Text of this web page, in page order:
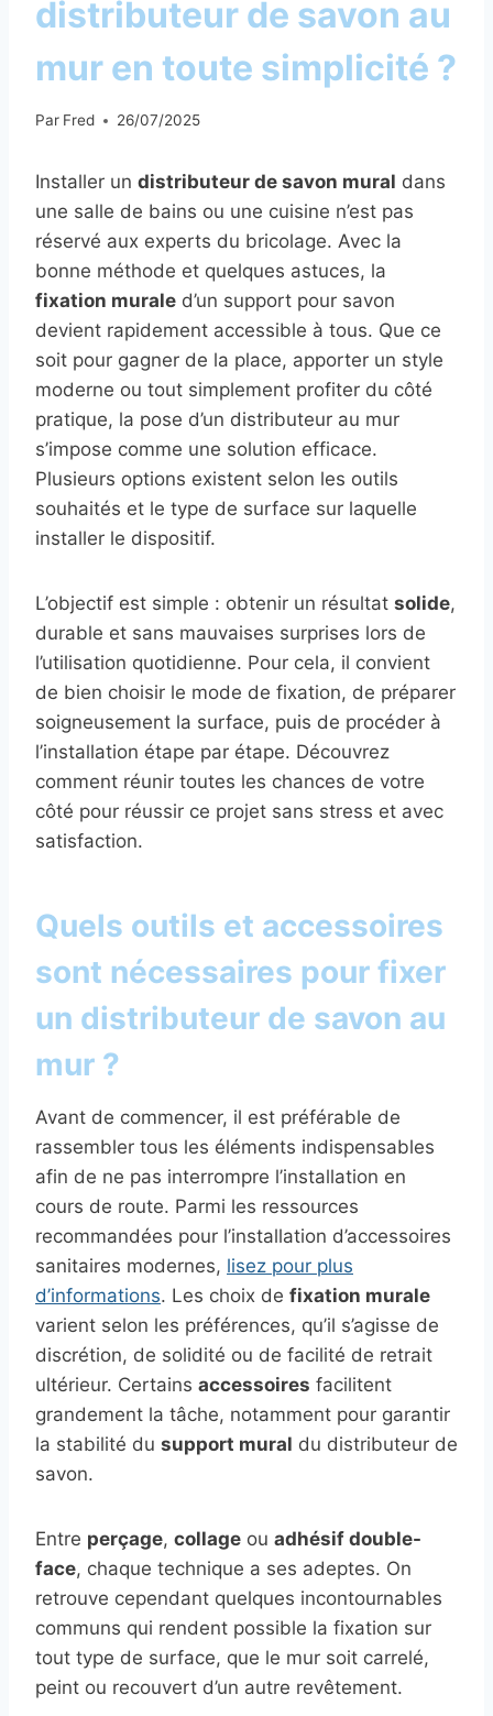
distributeur de savon au
mur en toute simplicité ?
Par Fred 26/07/2025
Installer un distributeur de savon mural dans
une salle de bains ou une cuisine n’est pas
réservé aux experts du bricolage. Avec la
bonne méthode et quelques astuces, la
fixation murale d’un support pour savon
devient rapidement accessible à tous. Que ce
soit pour gagner de la place, apporter un style
moderne ou tout simplement profiter du côté
pratique, la pose d’un distributeur au mur
s’impose comme une solution efficace.
Plusieurs options existent selon les outils
souhaités et le type de surface sur laquelle
installer le dispositif.
L’objectif est simple : obtenir un résultat solide,
durable et sans mauvaises surprises lors de
l’utilisation quotidienne. Pour cela, il convient
de bien choisir le mode de fixation, de préparer
soigneusement la surface, puis de procéder à
l’installation étape par étape. Découvrez
comment réunir toutes les chances de votre
côté pour réussir ce projet sans stress et avec
satisfaction.
Quels outils et accessoires
sont nécessaires pour fixer
un distributeur de savon au
mur ?
Avant de commencer, il est préférable de
rassembler tous les éléments indispensables
afin de ne pas interrompre l’installation en
cours de route. Parmi les ressources
recommandées pour l’installation d’accessoires
sanitaires modernes, lisez pour plus
d’informations. Les choix de fixation murale
varient selon les préférences, qu’il s’agisse de
discrétion, de solidité ou de facilité de retrait
ultérieur. Certains accessoires facilitent
grandement la tâche, notamment pour garantir
la stabilité du support mural du distributeur de
savon.
Entre perçage, collage ou adhésif double-
face, chaque technique a ses adeptes. On
retrouve cependant quelques incontournables
communs qui rendent possible la fixation sur
tout type de surface, que le mur soit carrelé,
peint ou recouvert d’un autre revêtement.